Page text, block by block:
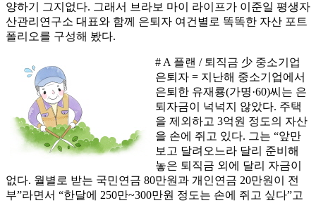
양하기 그지없다. 그래서 브라보 마이 라이프가 이준일 평생자
산관리연구소 대표와 함께 은퇴자 여건별로 똑똑한 자산 포트
폴리오를 구성해 봤다.
# A 플랜 / 퇴직금 少 중소기업
은퇴자 = 지난해 중소기업에서
은퇴한 유재룡(가명·60)씨는 은
퇴자금이 넉넉지 않았다. 주택
을 제외하고 3억원 정도의 자산
을 손에 쥐고 있다. 그는 “앞만
보고 달려오느라 달리 준비해
놓은 퇴직금 외에 달리 자금이
없다. 월별로 받는 국민연금 80만원과 개인연금 20만원이 전
부”라면서 “한달에 250만~300만원 정도는 손에 쥐고 싶다”고